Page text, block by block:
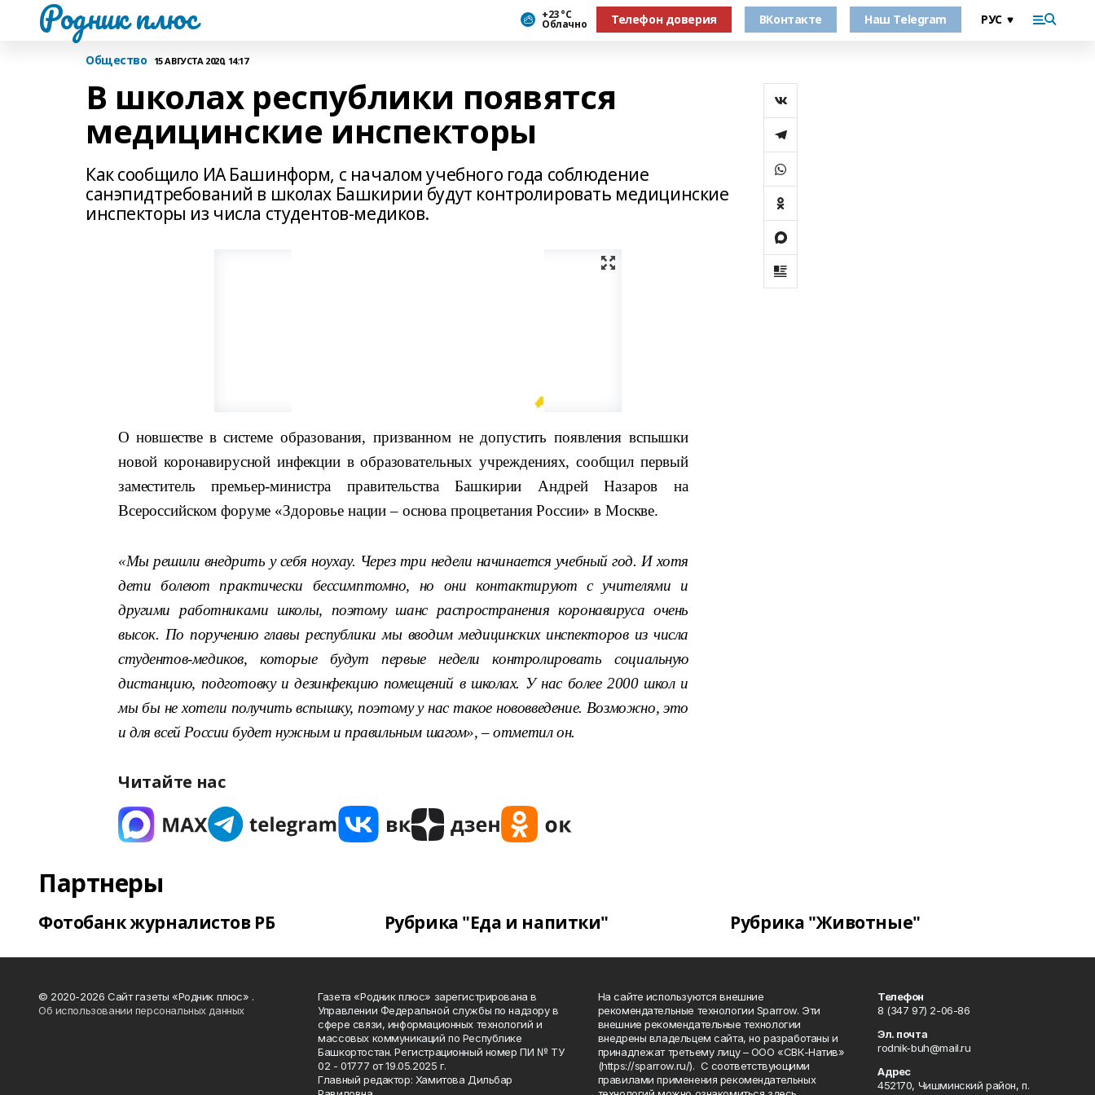
Родник плюс +23 °С
Облачно Телефон доверия ВКонтакте Наш Telegram
Общество 15 АВГУСТА 2020, 14:17
В школах республики появятся
медицинские инспекторы
Как сообщило ИА Башинформ, с началом учебного года соблюдение
санэпидтребований в школах Башкирии будут контролировать медицинские
инспекторы из числа студентов­-медиков.
О новшестве в системе образования, призванном не допустить появления вспышки
новой коронавирусной инфекции в образовательных учреждениях, сообщил первый
заместитель премьер­-министра правительства Башкирии Андрей Назаров на
Всероссийском форуме «Здоровье нации – основа процветания России» в Москве.
«Мы решили внедрить у себя ноу­хау. Через три недели начинается учебный год. И хотя
дети болеют практически бессимптомно, но они контактируют с учителями и
другими работниками школы, поэтому шанс распространения коронавируса очень
высок. По поручению главы республики мы вводим медицинских инспекторов из числа
студентов-­медиков, которые будут первые недели контролировать социальную
дистанцию, подготовку и дезинфекцию помещений в школах. У нас более 2000 школ и
мы бы не хотели получить вспышку, поэтому у нас такое нововведение. Возможно, это
и для всей России будет нужным и правильным шагом», – отметил он.
Читайте нас
Партнеры
Фотобанк журналистов РБ Рубрика "Еда и напитки" Рубрика "Животные"
© 2020-2026 Сайт газеты «Родник плюс» .
Об использовании персональных данных
Газета «Родник плюс» зарегистрирована в
Управлении Федеральной службы по надзору в
сфере связи, информационных технологий и
массовых коммуникаций по Республике
Башкортостан. Регистрационный номер ПИ № ТУ
02 - 01777 от 19.05.2025 г.
Главный редактор: Хамитова Дильбар
На сайте используются внешние
рекомендательные технологии Sparrow. Эти
внешние рекомендательные технологии
внедрены владельцем сайта, но разработаны и
принадлежат третьему лицу – ООО «СВК-Натив»
(https://sparrow.ru/). С соответствующими
правилами применения рекомендательных
Телефон
8 (347 97) 2-06-86
Эл. почта
rodnik-buh@mail.ru
Адрес
452170, Чишминский район, п.